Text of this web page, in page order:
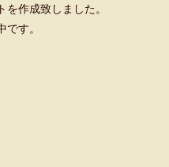
作成致しました。
す。